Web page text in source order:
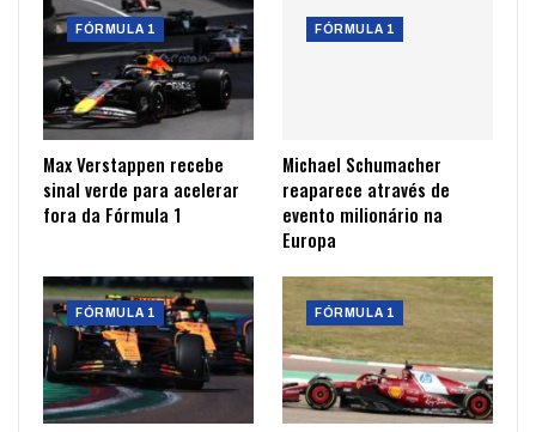
FÓRMULA 1
Max Verstappen recebe
sinal verde para acelerar
fora da Fórmula 1
FÓRMULA 1
Michael Schumacher
reaparece através de
evento milionário na
Europa
FÓRMULA 1 FÓRMULA 1